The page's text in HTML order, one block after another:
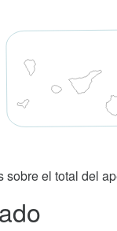
el total del